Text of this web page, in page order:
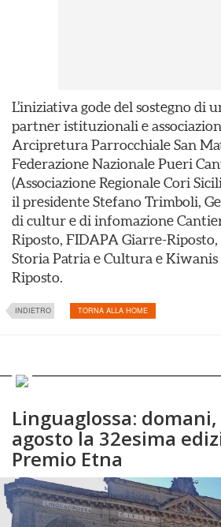
L’iniziativa gode del sostegno di
partner istituzionali e
Arcipretura Parrocchiale San
Federazione Nazionale Pueri
(Associazione Regionale Cori
il presidente Stefano Trimboli,
di cultur e di infomazione
Riposto, FIDAPA Giarre-Riposto,
Storia Patria e Cultura e
Riposto.
INDIETRO TORNA ALLA HOME
Linguaglossa:
agosto la 32esima
Premio Etna